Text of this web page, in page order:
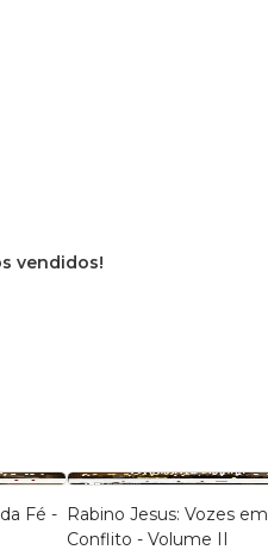
vendidos!
Fé -
Rabino Jesus: Vozes em
Conflito - Volume II